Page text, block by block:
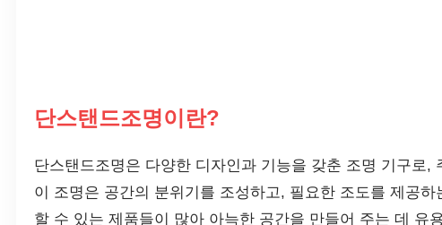
단스탠드조명이란?
단스탠드조명은 다양한 디자인과 기능을 갖춘 조명 기구로,
이 조명은 공간의 분위기를 조성하고, 필요한 조도를 제공
할 수 있는 제품들이 많아 아늑한 공간을 만들어 주는 데 유